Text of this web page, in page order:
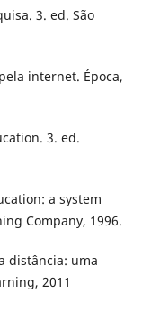
3. ed. São
internet. Época,
3. ed.
a system
Company, 1996.
distância: uma
2011